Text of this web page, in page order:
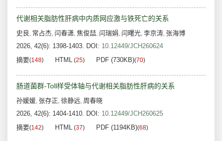
代谢相关脂肪性肝病中内质网应激与铁死亡的关系
史良, 常占杰, 闫春潇, 焦俊喆, 闫瑞娟, 闫曙光, 李京涛, 张海博
2026, 42(6): 1398-1403. DOI: 10.12449/JCH260624
摘要(148) HTML (25) PDF (730KB)(70)
肠道菌群-Toll样受体轴与代谢相关脂肪性肝病的关系
孙媛媛, 张存正, 徐静远, 周春晓
2026, 42(6): 1404-1410. DOI: 10.12449/JCH260625
摘要(142) HTML (37) PDF (1194KB)(68)